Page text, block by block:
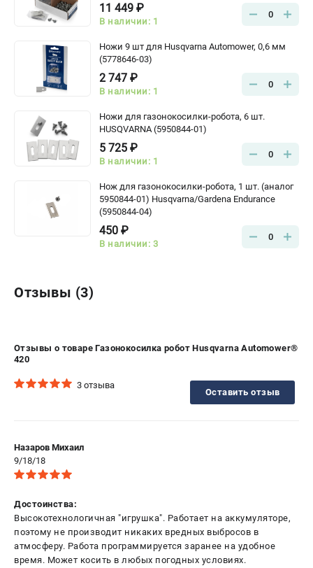
11 449 ₽
В наличии: 1
0
Ножи 9 шт для Husqvarna Automower, 0,6 мм
(5778646-03)
2 747 ₽
В наличии: 1
0
Ножи для газонокосилки-робота, 6 шт.
HUSQVARNA (5950844-01)
5 725 ₽
В наличии: 1
0
Нож для газонокосилки-робота, 1 шт. (аналог
5950844-01) Husqvarna/Gardena Endurance
(5950844-04)
450 ₽
В наличии: 3
0
Отзывы (3)
Отзывы о товаре Газонокосилка робот Husqvarna Automower®
420
3 отзыва
Оставить отзыв
Назаров Михаил
9/18/18
Достоинства:
Высокотехнологичная "игрушка". Работает на аккумуляторе,
поэтому не производит никаких вредных выбросов в
атмосферу. Работа программируется заранее на удобное
время. Может косить в любых погодных условиях.